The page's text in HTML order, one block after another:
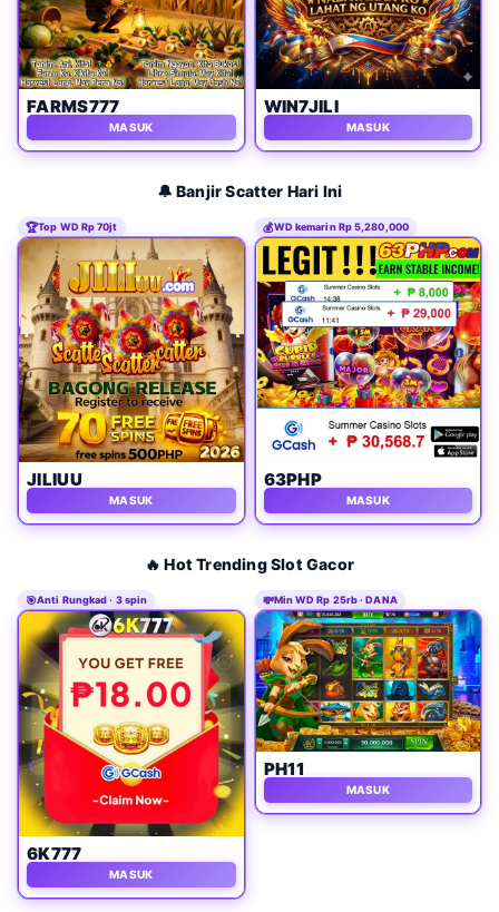
FARMS777
MASUK
WIN7JILI
MASUK
🔔 Banjir Scatter Hari Ini
🏆Top WD Rp 70jt
JILIUU
MASUK
💰WD kemarin Rp 5,280,000
63PHP
MASUK
🔥 Hot Trending Slot Gacor
🎯Anti Rungkad · 3 spin
6K777
MASUK
💸Min WD Rp 25rb · DANA
PH11
MASUK